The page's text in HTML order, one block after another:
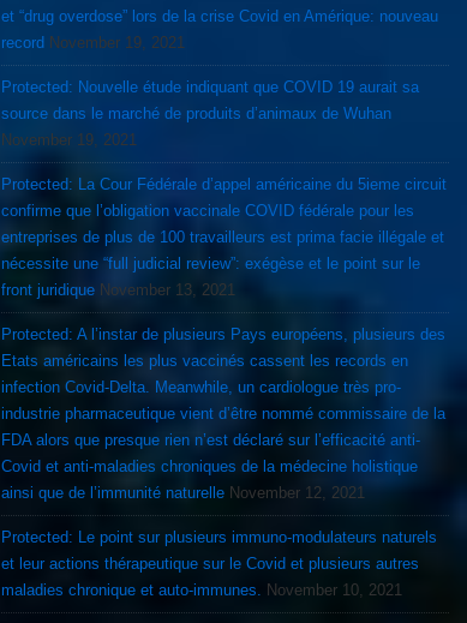
et “drug overdose” lors de la crise Covid en Amérique: nouveau
record November 19, 2021
Protected: Nouvelle étude indiquant que COVID 19 aurait sa
source dans le marché de produits d’animaux de Wuhan
November 19, 2021
Protected: La Cour Fédérale d’appel américaine du 5ieme circuit
confirme que l’obligation vaccinale COVID fédérale pour les
entreprises de plus de 100 travailleurs est prima facie illégale et
nécessite une “full judicial review”: exégèse et le point sur le
front juridique November 13, 2021
Protected: A l’instar de plusieurs Pays européens, plusieurs des
Etats américains les plus vaccinés cassent les records en
infection Covid-Delta. Meanwhile, un cardiologue très pro-
industrie pharmaceutique vient d’être nommé commissaire de la
FDA alors que presque rien n’est déclaré sur l’efficacité anti-
Covid et anti-maladies chroniques de la médecine holistique
ainsi que de l’immunité naturelle November 12, 2021
Protected: Le point sur plusieurs immuno-modulateurs naturels
et leur actions thérapeutique sur le Covid et plusieurs autres
maladies chronique et auto-immunes.
November 10, 2021